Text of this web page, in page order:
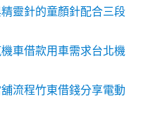
靈針的童顏針配合三段
車借款用車需求台北機
流程竹東借錢分享電動